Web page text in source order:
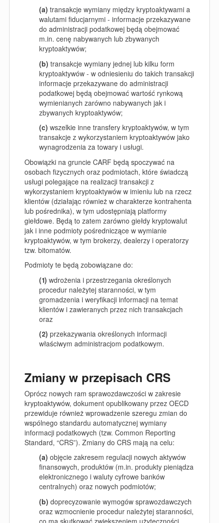
(a) transakcje wymiany między kryptoaktywami a
walutami fiducjarnymi - informacje przekazywane
do administracji podatkowej będą obejmować
m.in. cenę nabywanych lub zbywanych
kryptoaktywów;
(b) transakcje wymiany jednej lub kilku form
kryptoaktywów - w odniesieniu do takich transakcji
informacje przekazywane do administracji
podatkowej będą obejmować wartość rynkową
wymienianych zarówno nabywanych jak i
zbywanych kryptoaktywów;
(c) wszelkie inne transfery kryptoaktywów, w tym
transakcje z wykorzystaniem kryptoaktywów jako
wynagrodzenia za towary i usługi.
Obowiązki na gruncie CARF będą spoczywać na
osobach fizycznych oraz podmiotach, które świadczą
usługi polegające na realizacji transakcji z
wykorzystaniem kryptoaktywów w imieniu lub na rzecz
klientów (działając również w charakterze kontrahenta
lub pośrednika), w tym udostępniają platformy
giełdowe. Będą to zatem zarówno giełdy kryptowalut
jak i inne podmioty pośredniczące w wymianie
kryptoaktywów, w tym brokerzy, dealerzy i operatorzy
tzw. bitomatów.
Podmioty te będą zobowiązane do:
(1) wdrożenia i przestrzegania określonych
procedur należytej staranności, w tym
gromadzenia i weryfikacji informacji na temat
klientów i zawieranych przez nich transakcjach
oraz
(2) przekazywania określonych informacji
właściwym administracjom podatkowym.
Zmiany w przepisach CRS
Oprócz nowych ram sprawozdawczości w zakresie
kryptoaktywów, dokument opublikowany przez OECD
przewiduje również wprowadzenie szeregu zmian do
wspólnego standardu automatycznej wymiany
informacji podatkowych (tzw. Common Reporting
Standard, “CRS”). Zmiany do CRS mają na celu:
(a) objęcie zakresem regulacji nowych aktywów
finansowych, produktów (m.in. produkty pieniądza
elektronicznego i waluty cyfrowe banków
centralnych) oraz nowych podmiotów;
(b) doprecyzowanie wymogów sprawozdawczych
oraz wzmocnienie procedur należytej staranności,
co ma skutkować zwiększeniem użyteczności